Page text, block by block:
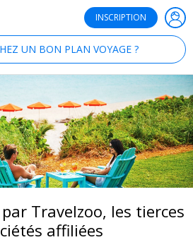
INSCRIPTION
UN BON PLAN VOYAGE ?
Travelzoo, les tierces
affiliées